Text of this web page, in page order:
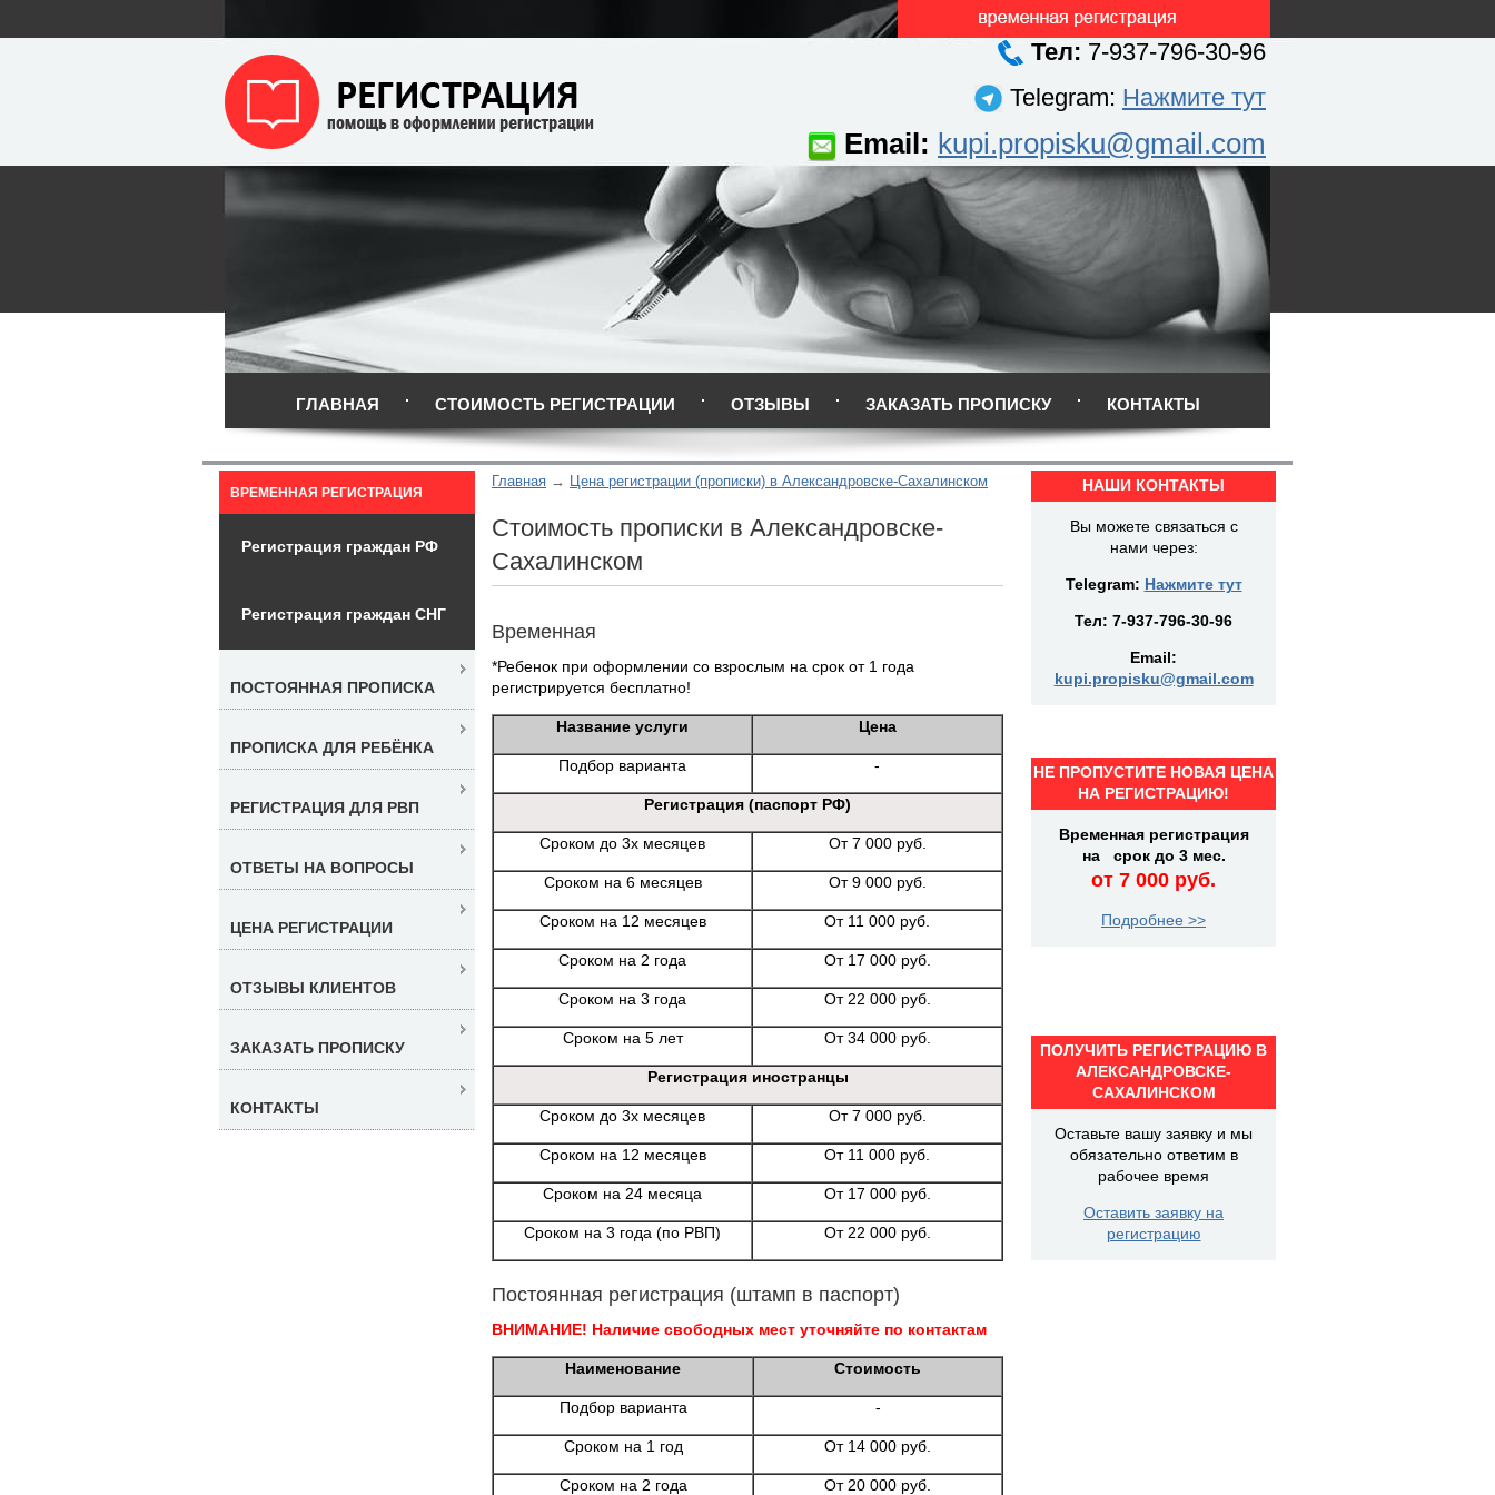
Тел: 7-937-796-30-96
Telegram: Нажмите тут
Email: kupi.propisku@gmail.com
ГЛАВНАЯ СТОИМОСТЬ РЕГИСТРАЦИИ ОТЗЫВЫ ЗАКАЗАТЬ ПРОПИСКУ КОНТАКТЫ
Главная Цена регистрации (прописки) в Александровске-Сахалинском
Стоимость прописки в Александровске-
Сахалинском
Временная
*Ребенок при оформлении со взрослым на срок от 1 года
регистрируется бесплатно!
Название услуги Цена
Подбор варианта -
Регистрация (паспорт РФ)
Сроком до 3х месяцев От 7 000 руб.
Сроком на 6 месяцев От 9 000 руб.
Сроком на 12 месяцев От 11 000 руб.
Сроком на 2 года От 17 000 руб.
Сроком на 3 года От 22 000 руб.
Сроком на 5 лет От 34 000 руб.
Регистрация иностранцы
Сроком до 3х месяцев От 7 000 руб.
Сроком на 12 месяцев От 11 000 руб.
Сроком на 24 месяца От 17 000 руб.
Сроком на 3 года (по РВП) От 22 000 руб.
Постоянная регистрация (штамп в паспорт)
ВНИМАНИЕ! Наличие свободных мест уточняйте по контактам
Наименование Стоимость
Подбор варианта -
Сроком на 1 год От 14 000 руб.
Сроком на 2 года От 20 000 руб.
ВРЕМЕННАЯ РЕГИСТРАЦИЯ
Регистрация граждан РФ
Регистрация граждан СНГ
ПОСТОЯННАЯ ПРОПИСКА
ПРОПИСКА ДЛЯ РЕБЁНКА
РЕГИСТРАЦИЯ ДЛЯ РВП
ОТВЕТЫ НА ВОПРОСЫ
ЦЕНА РЕГИСТРАЦИИ
ОТЗЫВЫ КЛИЕНТОВ
ЗАКАЗАТЬ ПРОПИСКУ
КОНТАКТЫ
НАШИ КОНТАКТЫ
Вы можете связаться с
нами через:
Telegram: Нажмите тут
Тел: 7-937-796-30-96
Email:
kupi.propisku@gmail.com
НЕ ПРОПУСТИТЕ НОВАЯ ЦЕНА
НА РЕГИСТРАЦИЮ!
Временная регистрация
на срок до 3 мес.
от 7 000 руб.
Подробнее >>
ПОЛУЧИТЬ РЕГИСТРАЦИЮ В
АЛЕКСАНДРОВСКЕ-
САХАЛИНСКОМ
Оставьте вашу заявку и мы
обязательно ответим в
рабочее время
Оставить заявку на
регистрацию